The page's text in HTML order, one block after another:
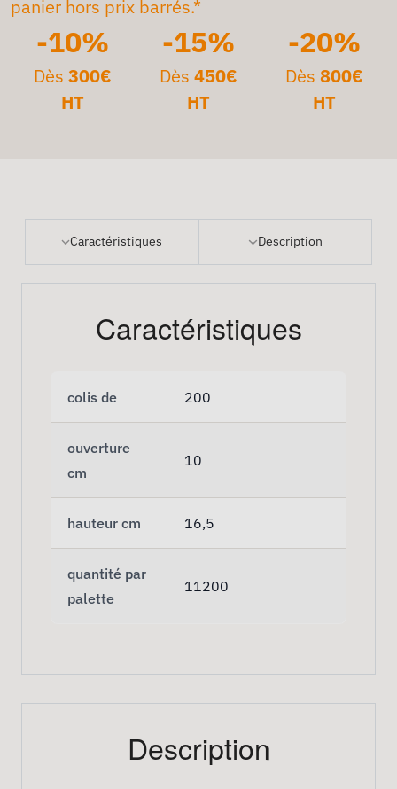
panier hors prix barrés.*
-10%
Dès300€
HT
-15%
Dès 450€
HT
-20%
Dès 800€
HT
Caractéristiques Description
Caractéristiques
colis de 200
ouverture
cm
10
hauteur cm 16,5
quantité par
palette
11200
Description